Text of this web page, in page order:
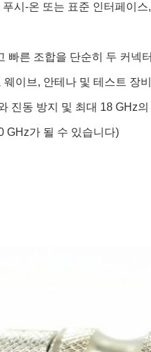
시-온 또는 표준 인터페이
빠른 조합을 단순히 두 커넥
이브, 안테나 및 테스트 장
진동 방지 및 최대 18 GHz
GHz가 될 수 있습니다)